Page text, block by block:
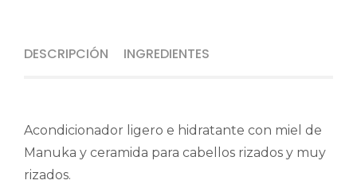
DESCRIPCIÓN INGREDIENTES
Acondicionador ligero e hidratante con miel de
Manuka y ceramida para cabellos rizados y muy
rizados.